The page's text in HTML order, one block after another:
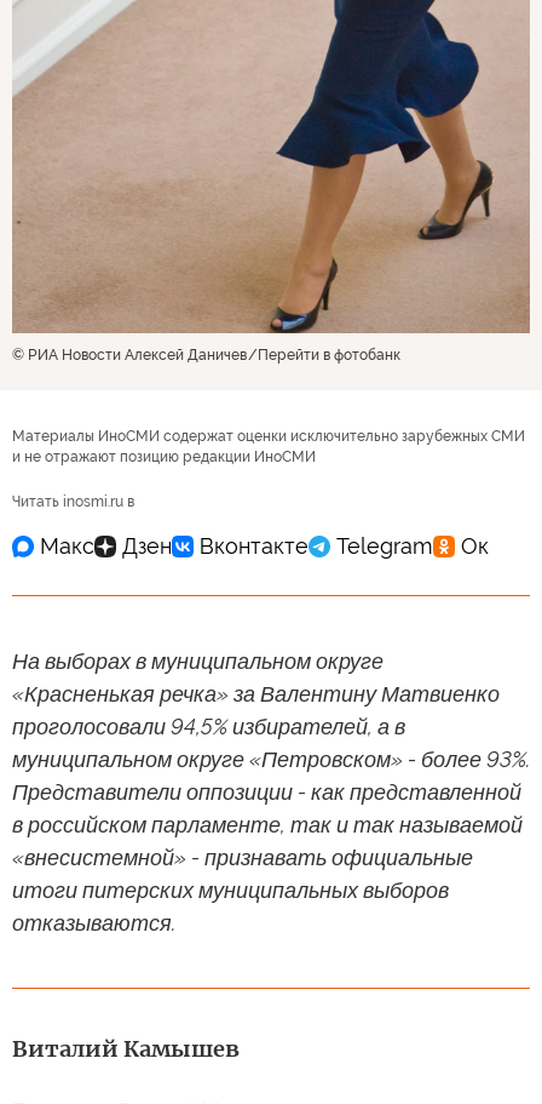
© РИА Новости Алексей Даничев Перейти в фотобанк
Материалы ИноСМИ содержат оценки исключительно зарубежных СМИ
и не отражают позицию редакции ИноСМИ
Читать inosmi.ru в
На выборах в муниципальном округе
«Красненькая речка» за Валентину Матвиенко
проголосовали 94,5% избирателей, а в
муниципальном округе «Петровском» - более 93%.
Представители оппозиции - как представленной
в российском парламенте, так и так называемой
«внесистемной» - признавать официальные
итоги питерских муниципальных выборов
отказываются.
Виталий Камышев